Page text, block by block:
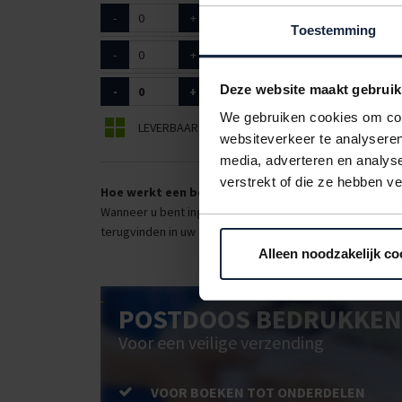
Toestemming
Deze website maakt
We gebruiken cookies om
websiteverkeer te
media, adverteren en
verstrekt of die ze hebben
Alleen noodzakelijk
- +
- + 9203065 13 / 14mm
- + 9203066 13 / 8mm
LEVERBAAR BEPERKT LEVERBAAR
Hoe werkt een bestellijst?
Wanneer u bent ingelogd, kunt u een eigen bestellijst
terugvinden in uw account. Dat pakt altijd goed uit voor
POSTDOOS BEDRUKKEN
Voor een veilige verzending
VOOR BOEKEN TOT ONDERDELEN